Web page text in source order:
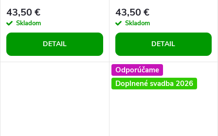
43,50 €
Skladom
DETAIL
43,50 €
Skladom
DETAIL
Odporúčame
Doplnené svadba 2026